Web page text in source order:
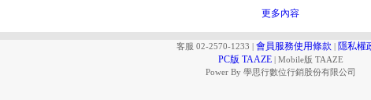
更多內容
客服 02-2570-1233 | 會員服務使用條款 | 隱私權
PC版 TAAZE | Mobile版 TAAZE
Power By 學思行數位行銷股份有限公司